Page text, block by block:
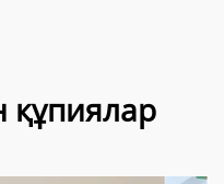
құпиялар